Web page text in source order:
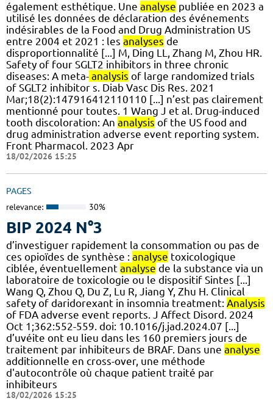
également esthétique. Une analyse publiée en 2023 a
utilisé les données de déclaration des événements
indésirables de la Food and Drug Administration US
entre 2004 et 2021 : les analyses de
disproportionnalité [...] M, Ding LL, Zhang M, Zhou HR.
Safety of four SGLT2 inhibitors in three chronic
diseases: A meta- analysis of large randomized trials
of SGLT2 inhibitor s. Diab Vasc Dis Res. 2021
Mar;18(2):147916412110110 [...] n’est pas clairement
mentionné pour toutes. 1 Wang J et al. Drug-induced
tooth discoloration: An analysis of the US food and
drug administration adverse event reporting system.
Front Pharmacol. 2023 Apr
18/02/2026 15:25
PAGES
relevance: 30%
BIP 2024 N°3
d’investiguer rapidement la consommation ou pas de
ces opioïdes de synthèse : analyse toxicologique
ciblée, éventuellement analyse de la substance via un
laboratoire de toxicologie ou le dispositif Sintes [...]
Wang Q, Zhou Q, Du Z, Lu R, Jiang Y, Zhu H. Clinical
safety of daridorexant in insomnia treatment: Analysis
of FDA adverse event reports. J Affect Disord. 2024
Oct 1;362:552-559. doi: 10.1016/j.jad.2024.07 [...]
d’uvéite ont eu lieu dans les 160 premiers jours de
traitement par inhibiteurs de BRAF. Dans une analyse
additionnelle en cross-over, une méthode
d'autocontrôle où chaque patient traité par
inhibiteurs
18/02/2026 15:25